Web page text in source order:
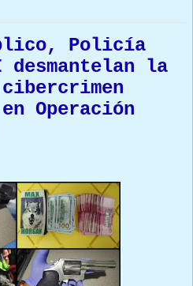
Policía
desmantelan la
Operación